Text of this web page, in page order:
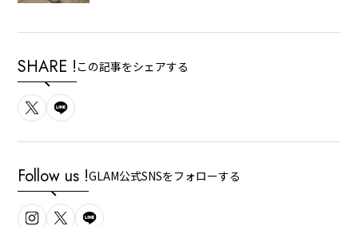
SHARE ! この記事をシェアする
Follow us !GLAM公式SNSをフォローする